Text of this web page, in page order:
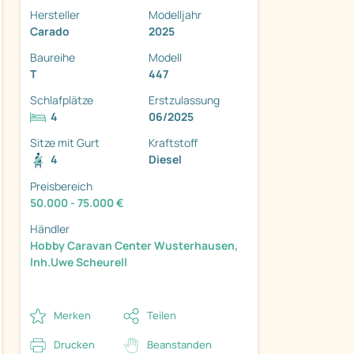
Hersteller
Carado
Modelljahr
2025
Baureihe
T
Modell
447
Schlafplätze
4
Erstzulassung
06/2025
Sitze mit Gurt
4
Kraftstoff
Diesel
Preisbereich
50.000 - 75.000 €
Händler
Hobby Caravan Center Wusterhausen,
Inh.Uwe Scheurell
Merken Teilen
Drucken Beanstanden